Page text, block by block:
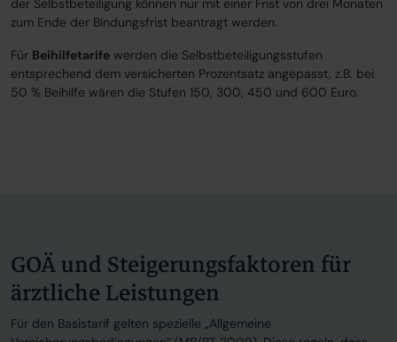
der Selbstbeteiligung können nur mit einer Frist von drei Monaten
zum Ende der Bindungsfrist beantragt werden.
Für Beihilfetarife werden die Selbstbeteiligungsstufen
entsprechend dem versicherten Prozentsatz angepasst, z.B. bei
50 % Beihilfe wären die Stufen 150, 300, 450 und 600 Euro.
GOÄ und Steigerungsfaktoren für
ärztliche Leistungen
Für den Basistarif gelten spezielle „Allgemeine